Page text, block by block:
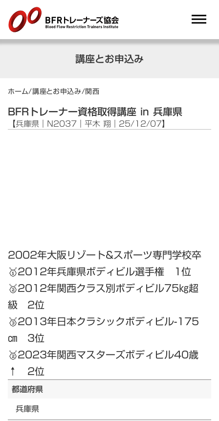
講座とお申込み
ホーム/講座とお申込み/関西
BFRトレーナー資格取得講座 in 兵庫県
【兵庫県｜N2037｜平木 翔｜25/12/07】
2002年大阪リゾート&スポーツ専門学校卒
🥇2012年兵庫県ボディビル選手権 1位
🥈2012年関西クラス別ボディビル75㎏超
級 2位
🥉2013年日本クラシックボディビル-175
㎝ 3位
🥈2023年関西マスターズボディビル40歳
↑ 2位
都道府県
兵庫県
dehaze